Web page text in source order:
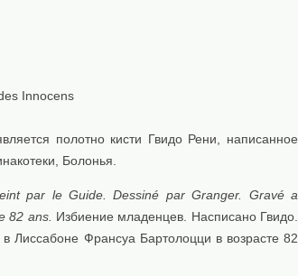
Innocens
полотно кисти Гвидо Рени, написанное
Болонья.
par le Guide. Dessiné par Granger. Gravé a
82 ans. Избиение младенцев. Насписано Гвидо.
Лиссабоне Франсуа Бартолоцци в возрасте 82